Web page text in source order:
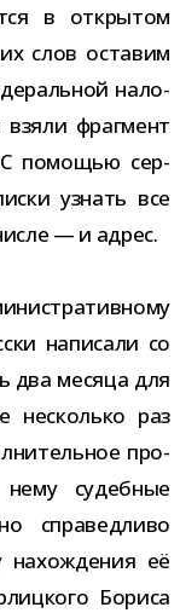
в откры­том
слов оста­вим
нало­
фраг­мент
С помо­щью сер­
узнать все
— и адрес.
напи­сали со
два месяца для
несколько раз
про­
судеб­ные
спра­вед­ливо
нахож­де­ния её
Бориса